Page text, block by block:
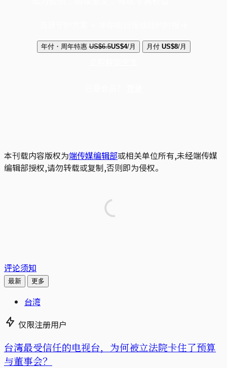
年付・周年特惠 US$6.5US$4/月 月付 US$8/月
本刊载内容版权为端传媒编辑部或相关单位所有,未经端传媒
编辑部授权,请勿转载或复制,否则即为侵权。
评论须知
最新 更多
台湾
仅限注册用户
台湾最受信任的电视台，为何被立法院卡住了预算
与董事会？